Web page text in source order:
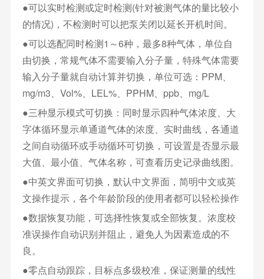
●可以实时检测或定时检测(针对被测气体的量比较小
的情况)，不检测时可以把泵关闭以延长开机时间。
●可以选配同时检测1～6种，最多8种气体，单位自
由切换，常规气体不需要输入分子量，特殊气体需要
输入分子量就自动计算并切换，单位可选：PPM、
mg/m3、Vol%、LEL%、PPHM、ppb、mg/L
●三种显示模式可切换：同时显示四种气体浓度、大
字体循环显示单通道气体的浓度、实时曲线，各通道
之间自动循环或手动循环可切换，可设置是否显示最
大值、最小值、气体名称，可查看历史记录曲线图。
●中英文界面可切换，默认中文界面，简明中文或英
文操作提示，各个年龄阶段的使用者都可以轻松操作
●数据恢复功能，可选择性恢复或全部恢复。浓度校
准误操作自动识别并阻止，避免人为因素造成的不
良。
●零点自动跟踪，目标点多级校准，保证测量的线性